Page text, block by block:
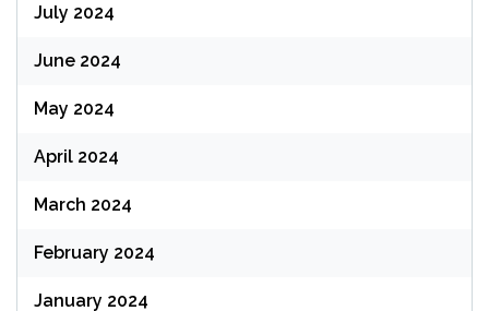
July 2024
June 2024
May 2024
April 2024
March 2024
February 2024
January 2024